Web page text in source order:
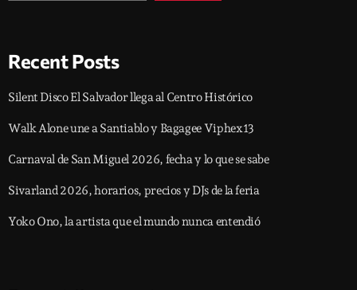
Recent Posts
Silent Disco El Salvador llega al Centro Histórico
Walk Alone une a Santiablo y Bagagee Viphex13
Carnaval de San Miguel 2026, fecha y lo que se sabe
Sivarland 2026, horarios, precios y DJs de la feria
Yoko Ono, la artista que el mundo nunca entendió